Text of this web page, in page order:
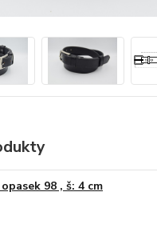
98 , š: 4 cm